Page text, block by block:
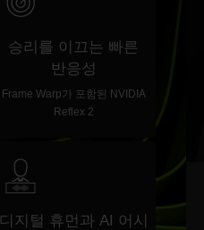
승리를 이끄는 빠른
반응성
Frame Warp가 포함된 NVIDIA
Reflex 2
디지털 휴먼과 AI 어시